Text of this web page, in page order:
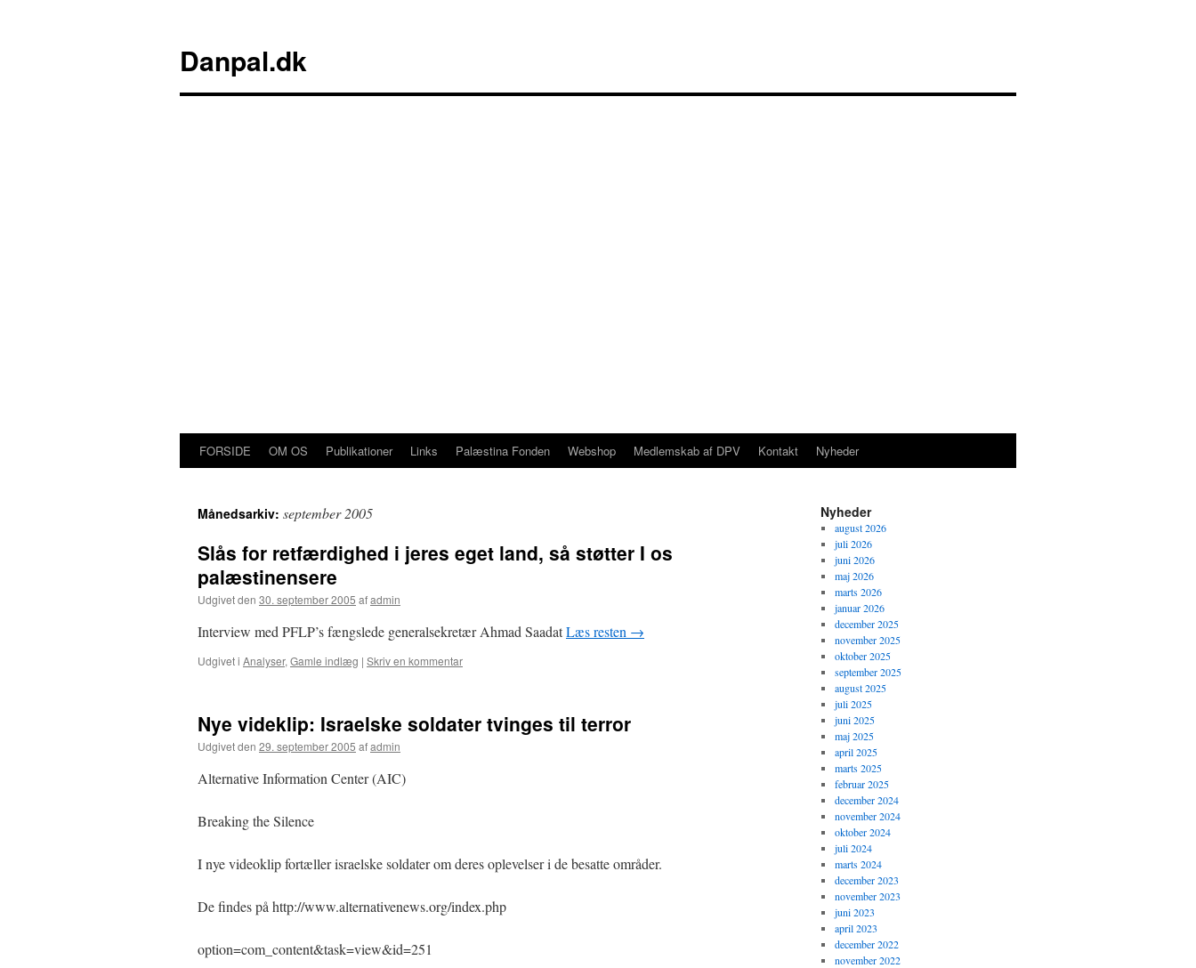
Danpal.dk
Hop
indhold
FORSIDE OM OS Publikationer Links Palæstina Fonden Webshop Medlemskab af DPV Kontakt Nyheder
Månedsarkiv: september 2005
Slås for retfærdighed i jeres eget land, så støtter I os
palæstinensere
Udgivet den 30. september 2005 afadmin
Interview med PFLP’s fængslede generalsekretær Ahmad SaadatLæs resten →
Udgivet i Analyser, Gamle indlæg | Skriv en kommentar
Nye videklip: Israelske soldater tvinges til terror
Udgivet den 29. september 2005 afadmin
Alternative Information Center (AIC)
Breaking the Silence
I nye videoklip fortæller israelske soldater om deres oplevelser i de besatte områder.
De findes på http://www.alternativenews.org/index.php
option=com_content&task=view&id=251
Nyheder
august 2026
juli 2026
juni 2026
maj 2026
marts 2026
januar 2026
december 2025
november 2025
oktober 2025
september 2025
august 2025
juli 2025
juni 2025
maj 2025
april 2025
marts 2025
februar 2025
december 2024
november 2024
oktober 2024
juli 2024
marts 2024
december 2023
november 2023
juni 2023
april 2023
december 2022
november 2022